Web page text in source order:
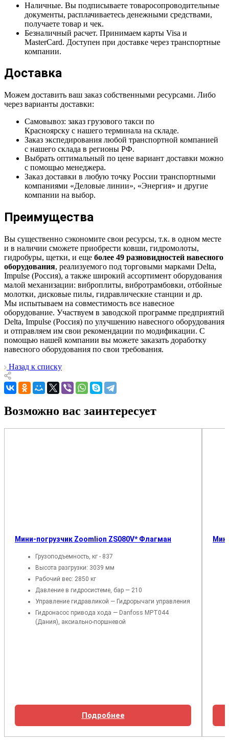
Наличные. Вы подписываете товаросопроводительные
документы, расплачиваетесь денежными средствами,
получаете товар и чек.
Безналичный расчет. Принимаем карты Visa и
MasterCard. Доступен при доставке через транспортные
компании.
Доставка
Можем доставить ваш заказ собственными ресурсами. Либо
через варианты доставки:
Самовывоз: заказ грузового такси по
Красноярску с нашего терминала на складе.
Заказ экспедирования любой транспортной компанией
с нашего склада в регионы РФ.
Выбрать оптимальный по цене вариант доставки можно
с помощью менеджера.
Заказ доставки в любую точку России транспортными
компаниями «Деловые линии», «Энергия» и другие
компании на выбор.
Преимущества
Вы существенно сэкономите свои ресурсы, т.к. в одном месте
и в наличии сможете приобрести ковши, гидромолоты,
гидробуры, щетки, и еще более 49 разновидностей навесного
оборудования, реализуемого под торговыми марками Delta,
Impulse (Россия), а также широкий ассортимент оборудования
малой механизации: виброплиты, вибротрамбовки, отбойные
молотки, дисковые пилы, гидравлические станции и др.
Мы испытываем на совместимость все навесное
оборудование. Участвуем в заводской программе предприятий
Delta, Impulse (Россия) по улучшению навесного оборудования
и отправляем им свои рекомендации по модификации. С
помощью нашей компании вы можете заказать доработку
навесного оборудования по свои требования.
Назад к списку
Возможно вас заинтересует
Мини-погрузчик Zoomlion ZS080V* Флагман
Грузоподъемность, кг - 837
Высота разгрузки: 3039 мм
Рабочий вес: 2850 кг
Давление в гидросистеме, бар — 210
Управление гидравликой — Гидрорычаги управления
Гидронасос привода хода — Danfoss MPT044
(Дания), аксиально-поршневой
Подробнее